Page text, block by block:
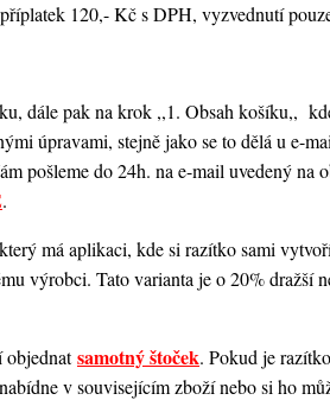
120,- Kč s DPH, vyzvednutí
dále pak na krok ,,1. Obsah košíku,,
úpravami, stejně jako se to dělá u e-
pošleme do 24h. na e-mail uvedený na
.
má aplikaci, kde si razítko sami
výrobci. Tato varianta je o 20% dražší
objednatsamotný štoček. Pokud je
v souvisejícím zboží nebo si ho